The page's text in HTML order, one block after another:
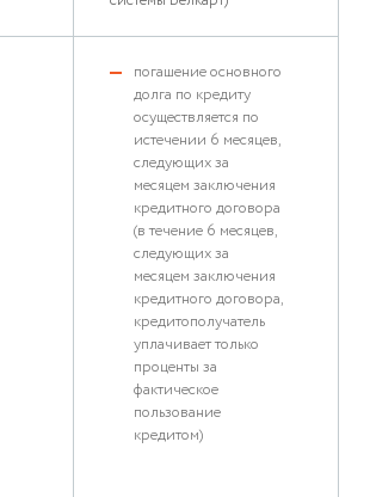
погашение основного
долга по кредиту
осуществляется по
истечении 6 месяцев,
следующих за
месяцем заключения
кредитного договора
(в течение 6 месяцев,
следующих за
месяцем заключения
кредитного договора,
кредитополучатель
уплачивает только
проценты за
фактическое
пользование
кредитом)